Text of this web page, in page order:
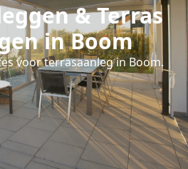
& Terras
in Boom
voor terrasaanleg in Boom.